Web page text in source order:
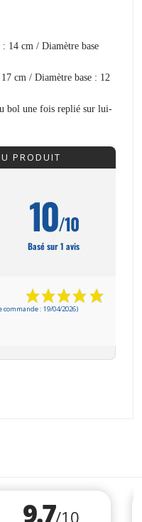
14 cm / Diamètre base
cm / Diamètre base : 12
bol une fois replié sur lui-
PRODUIT
10/10
Basé sur 1 avis
commande : 19/04/2026)